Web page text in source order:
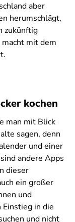
aber
herumschlägt,
zukünftig
mit dem
kochen
man mit Blick
sagen, denn
und einer
andere Apps
dieser
ein großer
und
Einstieg in die
und nicht